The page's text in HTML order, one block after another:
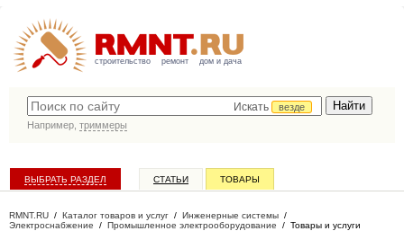
строительство ремонт дом и дача
Искать
везде
Например, триммеры
ВЫБРАТЬ РАЗДЕЛ СТАТЬИ ТОВАРЫ
RMNT.RU / Каталог товаров и услуг / Инженерные системы /
Электроснабжение / Промышленное электрооборудование / Товары и услуги